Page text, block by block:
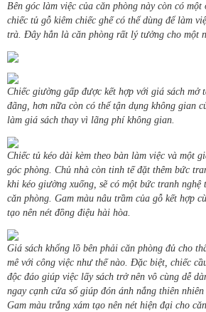
Bên góc làm việc của căn phòng này còn có một
chiếc tủ gỗ kiêm chiếc ghế có thể dùng để làm
trà. Đây hẳn là căn phòng rất lý tưởng cho một
Chiếc giường gấp được kết hợp với giá sách mở
đãng, hơn nữa còn có thể tận dụng không gian
làm giá sách thay vì lãng phí không gian.
Chiếc tủ kéo dài kèm theo bàn làm việc và một
góc phòng. Chủ nhà còn tinh tế đặt thêm bức
khi kéo giường xuống, sẽ có một bức tranh
căn phòng. Gam màu nâu trầm của gỗ kết hợp
tạo nên nét đồng điệu hài hòa.
Giá sách khổng lồ bên phải căn phòng đủ cho
mê với công việc như thế nào. Đặc biệt, chiếc
độc đáo giúp việc lấy sách trở nên vô cùng dễ
ngay cạnh cửa sổ giúp đón ánh nắng thiên
Gam màu trắng xám tạo nên nét hiện đại cho